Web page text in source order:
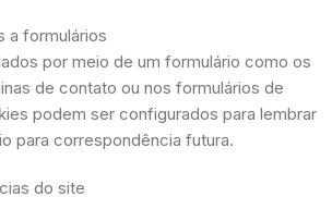
a formulários
por meio de um formulário como os
de contato ou nos formulários de
podem ser configurados para lembrar
para correspondência futura.
do site